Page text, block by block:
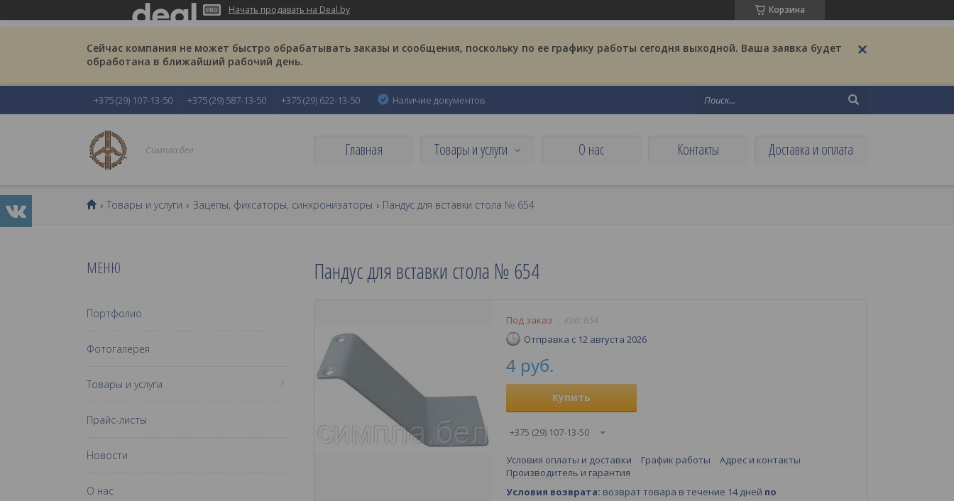
Начать продавать на Deal.by Корзина
Сейчас компания не может быстро обрабатывать заказы и сообщения, поскольку по ее графику работы сегодня выходной. Ваша заявка будет
обработана в ближайший рабочий день.
+375 (29) 107-13-50 +375 (29) 587-13-50 +375 (29) 622-13-50 Наличие документов
Симпла.бел Главная Товары и услуги О нас Контакты Доставка и оплата
Товары и услуги Зацепы, фиксаторы, синхронизаторы Пандус для вставки стола № 654
Пандус для вставки стола № 654
Под заказ Код: 654
Отправка с 12 августа 2026
4 руб.
Купить
+375 (29) 107-13-50
Условия оплаты и доставки График работы
Адрес и контакты
Производитель и гарантия
возврат товара в течение 14 дней по
Портфолио
Фотогалерея
Товары и услуги
Прайс-листы
Новости
О нас